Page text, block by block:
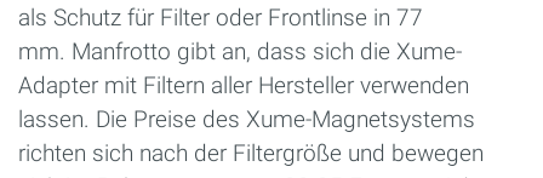
als Schutz für Filter oder Frontlinse in 77
mm. Manfrotto gibt an, dass sich die Xume-
Adapter mit Filtern aller Hersteller verwenden
lassen. Die Preise des Xume-Magnetsystems
richten sich nach der Filtergröße und bewegen